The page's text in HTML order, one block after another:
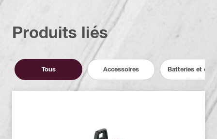
Produits liés
Tous Accessoires Batteries et